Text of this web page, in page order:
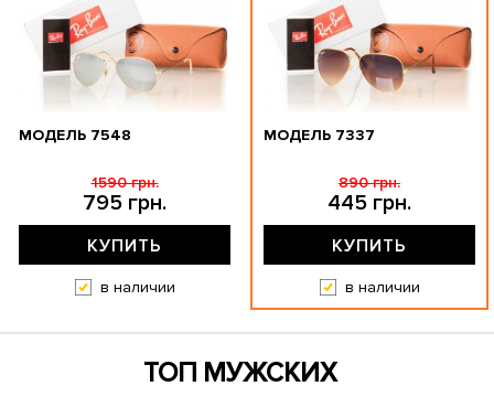
МОДЕЛЬ 7548
795 грн.
1590 грн.
КУПИТЬ
в наличии
МОДЕЛЬ 7337
445 грн.
890 грн.
КУПИТЬ
в наличии
ТОП МУЖСКИХ